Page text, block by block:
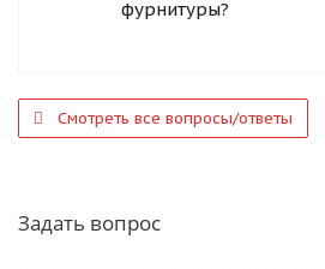
фурнитуры?
Смотреть все вопросы/ответы
Задать вопрос